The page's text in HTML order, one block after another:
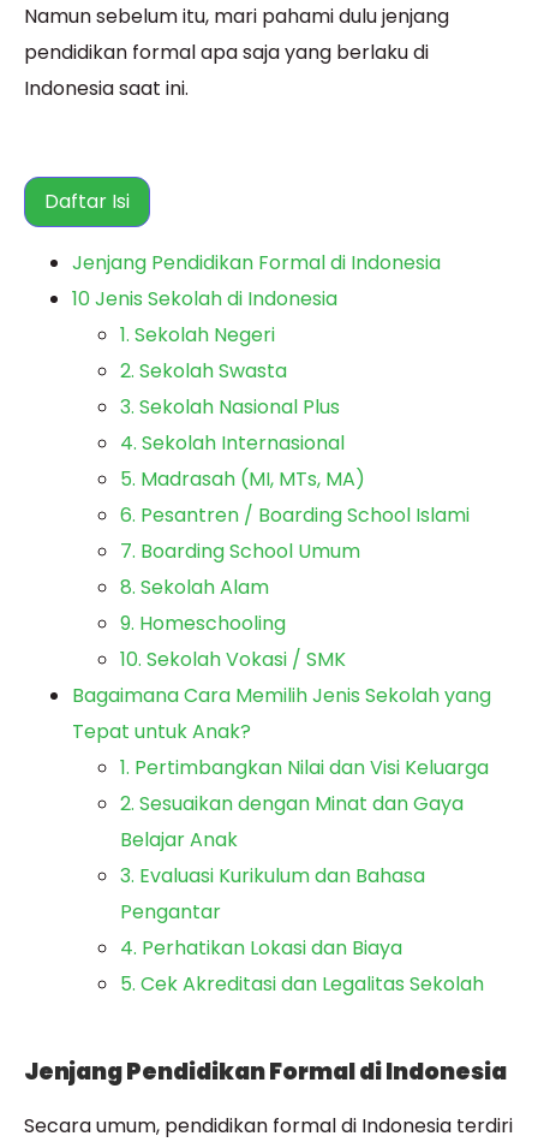
Namun sebelum itu, mari pahami dulu jenjang
pendidikan formal apa saja yang berlaku di
Indonesia saat ini.
Daftar Isi
Jenjang Pendidikan Formal di Indonesia
10 Jenis Sekolah di Indonesia
1. Sekolah Negeri
2. Sekolah Swasta
3. Sekolah Nasional Plus
4. Sekolah Internasional
5. Madrasah (MI, MTs, MA)
6. Pesantren / Boarding School Islami
7. Boarding School Umum
8. Sekolah Alam
9. Homeschooling
10. Sekolah Vokasi / SMK
Bagaimana Cara Memilih Jenis Sekolah yang
Tepat untuk Anak?
1. Pertimbangkan Nilai dan Visi Keluarga
2. Sesuaikan dengan Minat dan Gaya
Belajar Anak
3. Evaluasi Kurikulum dan Bahasa
Pengantar
4. Perhatikan Lokasi dan Biaya
5. Cek Akreditasi dan Legalitas Sekolah
Jenjang Pendidikan Formal di Indonesia
Secara umum, pendidikan formal di Indonesia terdiri